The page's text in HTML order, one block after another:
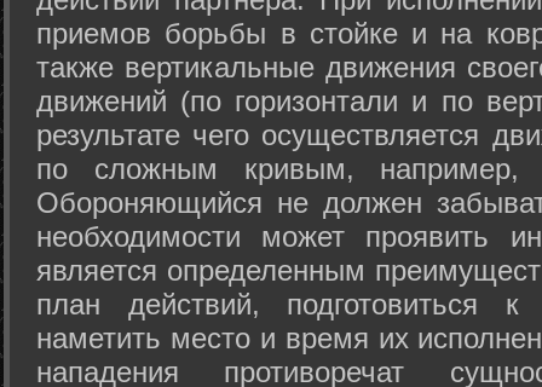
приемов борьбы в стойке и на
также вертикальные движения
движений (по горизонтали и по
результате чего осуществляется
по сложным кривым, например,
Обороняющийся не должен
необходимости может проявить
является определенным
план действий, подготовиться
наметить место и время их
нападения противоречат